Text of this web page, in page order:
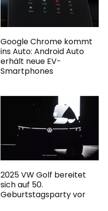
Google Chrome kommt
ins Auto: Android Auto
erhält neue EV-
Smartphones
2025 VW Golf bereitet
sich auf 50.
Geburtstagsparty vor